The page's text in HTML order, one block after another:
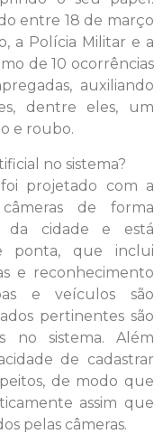
entre 18 de março
a Polícia Militar e a
de 10 ocorrências
auxiliando
dentre eles, um
e roubo.
no sistema?
projetado com a
de forma
da cidade e está
ponta, que inclui
e reconhecimento
e veículos são
pertinentes são
no sistema. Além
de cadastrar
de modo que
assim que
pelas câmeras.